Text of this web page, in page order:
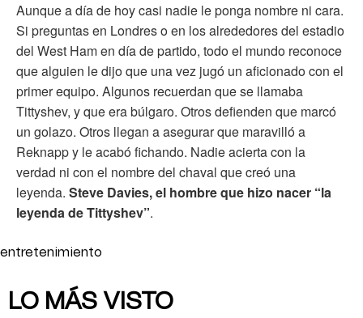
Aunque a día de hoy casi nadie le ponga nombre ni cara.
Si preguntas en Londres o en los alrededores del estadio
del West Ham en día de partido, todo el mundo reconoce
que alguien le dijo que una vez jugó un aficionado con el
primer equipo. Algunos recuerdan que se llamaba
Tittyshev, y que era búlgaro. Otros defienden que marcó
un golazo. Otros llegan a asegurar que maravilló a
Reknapp y le acabó fichando. Nadie acierta con la
verdad ni con el nombre del chaval que creó una
leyenda. Steve Davies, el hombre que hizo nacer “la
leyenda de Tittyshev”.
entretenimiento
LO MÁS VISTO